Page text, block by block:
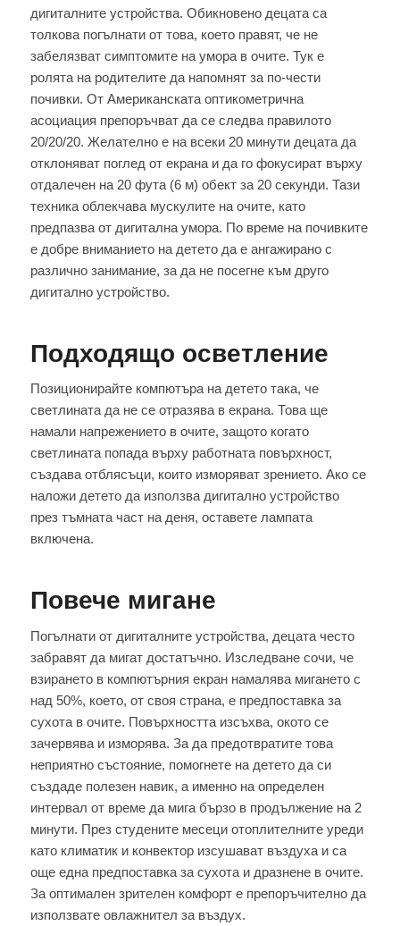
дигиталните устройства. Обикновено децата са
толкова погълнати от това, което правят, че не
забелязват симптомите на умора в очите. Тук е
ролята на родителите да напомнят за по-чести
почивки. От Американската оптикометрична
асоциация препоръчват да се следва правилото
20/20/20. Желателно е на всеки 20 минути децата да
отклоняват поглед от екрана и да го фокусират върху
отдалечен на 20 фута (6 м) обект за 20 секунди. Тази
техника облекчава мускулите на очите, като
предпазва от дигитална умора. По време на почивките
е добре вниманието на детето да е ангажирано с
различно занимание, за да не посегне към друго
дигитално устройство.
Подходящо осветление
Позиционирайте компютъра на детето така, че
светлината да не се отразява в екрана. Това ще
намали напрежението в очите, защото когато
светлината попада върху работната повърхност,
създава отблясъци, които изморяват зрението. Ако се
наложи детето да използва дигитално устройство
през тъмната част на деня, оставете лампата
включена.
Повече мигане
Погълнати от дигиталните устройства, децата често
забравят да мигат достатъчно. Изследване сочи, че
взирането в компютърния екран намалява мигането с
над 50%, което, от своя страна, е предпоставка за
сухота в очите. Повърхността изсъхва, окото се
зачервява и изморява. За да предотвратите това
неприятно състояние, помогнете на детето да си
създаде полезен навик, а именно на определен
интервал от време да мига бързо в продължение на 2
минути. През студените месеци отоплителните уреди
като климатик и конвектор изсушават въздуха и са
още една предпоставка за сухота и дразнене в очите.
За оптимален зрителен комфорт е препоръчително да
използвате овлажнител за въздух.